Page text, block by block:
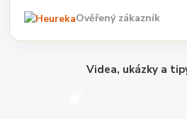
Ověřený zákazník
Videa, ukázky a